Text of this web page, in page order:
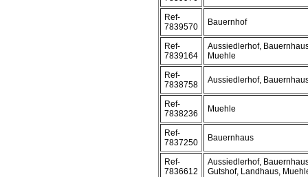
Ref-
7839570
Bauernhof
Ref-
7839164
Aussiedlerhof,
Muehle
Ref-
7838758
Aussiedlerhof,
Ref-
7838236
Muehle
Ref-
7837250
Bauernhaus
Ref-
7836612
Aussiedlerhof,
Gutshof, Landhaus,